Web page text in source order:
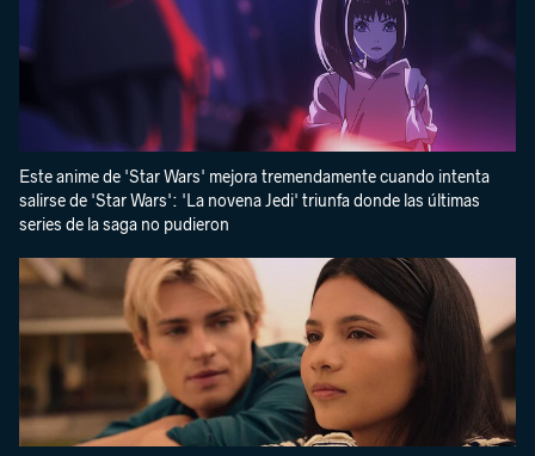
Este anime de 'Star Wars' mejora tremendamente cuando intenta
salirse de 'Star Wars': 'La novena Jedi' triunfa donde las últimas
series de la saga no pudieron